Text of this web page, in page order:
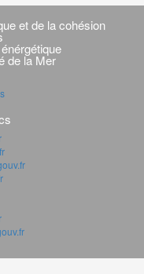
et de la cohésion
de la Mer